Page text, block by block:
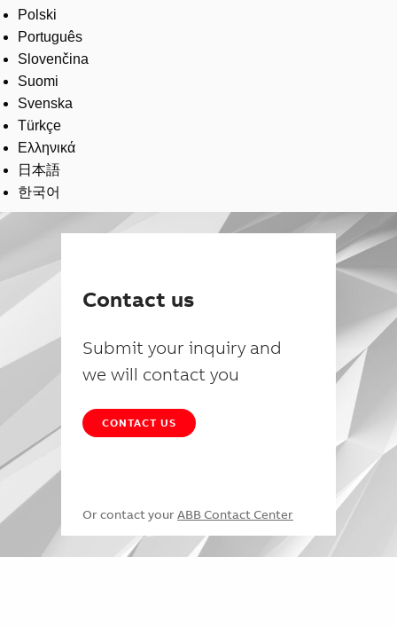
Polski
Português
Slovenčina
Suomi
Svenska
Türkçe
Ελληνικά
日本語
한국어
Contact us
Submit your inquiry and
we will contact you
CONTACT US
Or contact your ABB Contact Center